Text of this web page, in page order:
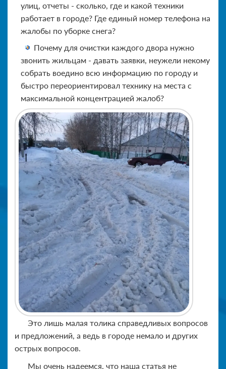
улиц, отчеты - сколько, где и какой техники
работает в городе? Где единый номер телефона на
жалобы по уборке снега?
Почему для очистки каждого двора нужно
звонить жильцам - давать заявки, неужели некому
собрать воедино всю информацию по городу и
быстро переориентировал технику на места с
максимальной концентрацией жалоб?
Это лишь малая толика справедливых вопросов
и предложений, а ведь в городе немало и других
острых вопросов.
Мы очень надеемся, что наша статья не